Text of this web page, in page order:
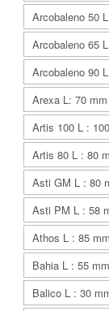
Arcobaleno 50
Arcobaleno 65
Arcobaleno 90
Arexa L: 70
Artis 100 L :
Artis 80 L : 80
Asti GM L : 80
Asti PM L : 58
Athos L : 85
Bahia L : 55
Balico L : 30